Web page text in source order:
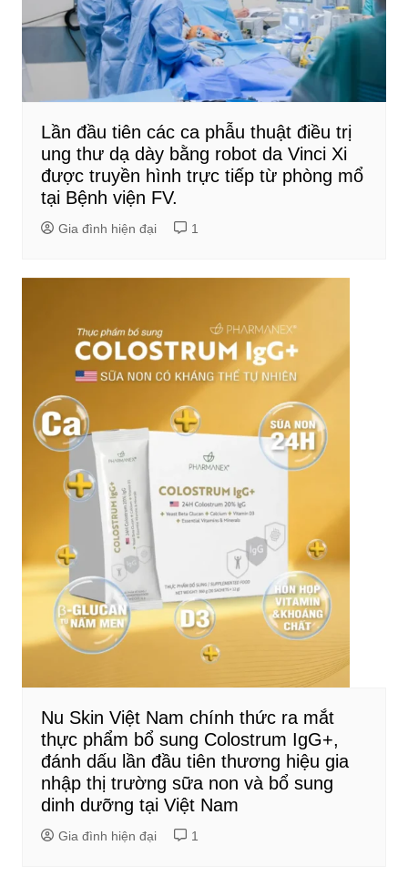
Lần đầu tiên các ca phẫu thuật điều trị
ung thư dạ dày bằng robot da Vinci Xi
được truyền hình trực tiếp từ phòng mổ
tại Bệnh viện FV.
Gia đình hiện đại 1
Nu Skin Việt Nam chính thức ra mắt
thực phẩm bổ sung Colostrum IgG+,
đánh dấu lần đầu tiên thương hiệu gia
nhập thị trường sữa non và bổ sung
dinh dưỡng tại Việt Nam
Gia đình hiện đại 1